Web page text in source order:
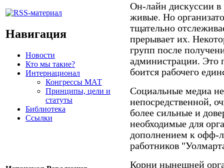
Навигация
Новости
Кто мы такие?
Интернационал
Конгрессы МАТ
Принципы, цели и
статуты
Библиотека
Ссылки
Он-лайн дискуссии в
живые. Но
тщательно
прерывает их.
групп после
администрации. Это
боится рабочего
Социальные медиа
непосредственной,
более сильные и
необходимые для
дополнением к офф-
работников
Корни нынешней